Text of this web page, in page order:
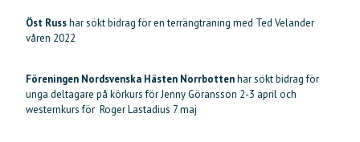
Öst Russhar sökt bidrag för en terrängträning med Ted Velander
våren 2022
Föreningen Nordsvenska Hästen Norrbottenhar sökt bidrag för
unga deltagare på körkurs för Jenny Göransson 2-3 april och
westernkurs för Roger Lastadius 7 maj